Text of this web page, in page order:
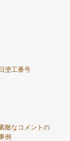
日塗工番号
敵なコメントの
例